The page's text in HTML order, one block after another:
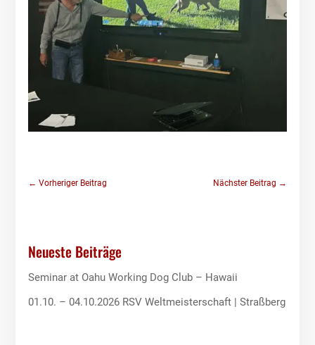
←Vorheriger Beitrag Nächster Beitrag →
Neueste Beiträge
Seminar at Oahu Working Dog Club – Hawaii
01.10. – 04.10.2026 RSV Weltmeisterschaft | Straßberg